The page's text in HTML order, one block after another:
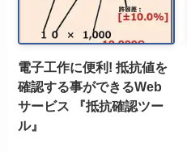
電子工作に便利! 抵抗値を
確認する事ができるWeb
サービス 『抵抗確認ツー
ル』